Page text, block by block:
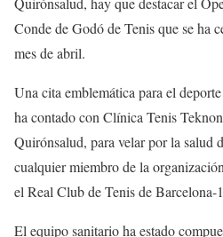
Conde de Godó de Tenis que se ha
mes de abril.
Una cita emblemática para el
ha contado con Clínica Tenis
Quirónsalud, para velar por la salud
cualquier miembro de la
el Real Club de Tenis de Barcelona-
El equipo sanitario ha estado